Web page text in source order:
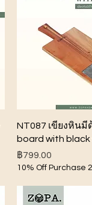
ดูข้อมูล
NT087 เขียงหินมี
board with
ราคา
฿799.00
10% Off Purchase